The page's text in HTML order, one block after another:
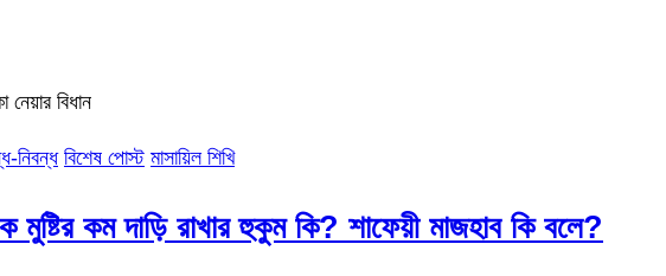
বিধান
নিবন্ধ বিশেষ পোস্ট মাসায়িল শিখি
কম দাড়ি রাখার হুকুম কি? শাফেয়ী মাজহাব কি বলে?